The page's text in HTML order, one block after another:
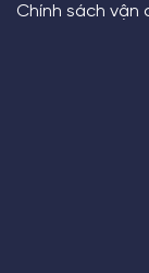
Chính sách vận